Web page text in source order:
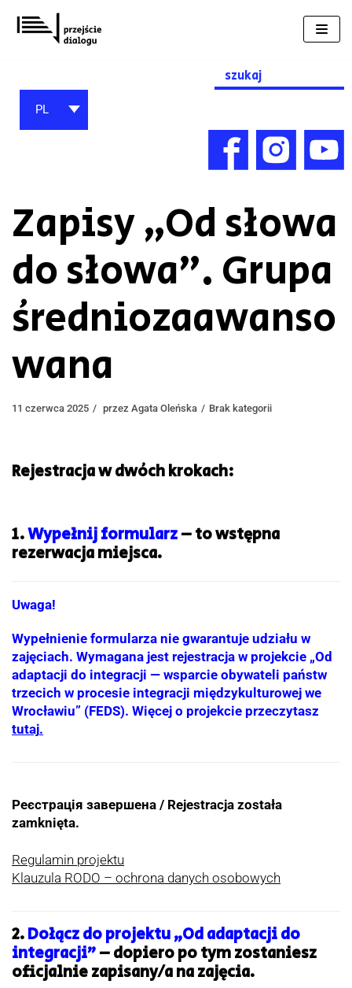
Przejdź
do
Search
for:
PL
Zapisy „Od słowa
do słowa”. Grupa
średniozaawanso
wana
11 czerwca 2025 przez Agata Oleńska Brak kategorii
Rejestracja w dwóch krokach:
1.Wypełnij formularz– to wstępna
rezerwacja miejsca.
Uwaga!
Wypełnienie formularza nie gwarantuje udziału w
zajęciach. Wymagana jest rejestracja w projekcie „Od
adaptacji do integracji — wsparcie obywateli państw
trzecich w procesie integracji międzykulturowej we
Wrocławiu” (FEDS). Więcej o projekcie przeczytasz
tutaj.
Реєстрація завершена / Rejestracja została
zamknięta.
Regulamin projektu
Klauzula RODO – ochrona danych osobowych
2.Dołącz do projektu „Od adaptacji do
integracji”– dopiero po tym zostaniesz
oficjalnie zapisany/a na zajęcia.